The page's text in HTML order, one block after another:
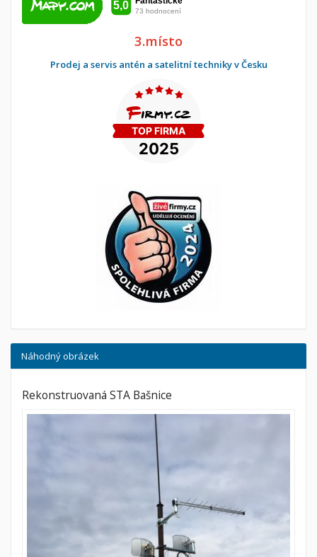
3.místo
Prodej a servis antén a satelitní techniky v Česku
Náhodný obrázek
Rekonstruovaná STA Bašnice